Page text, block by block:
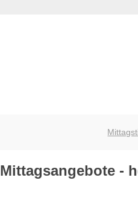
Mittagsangebote -